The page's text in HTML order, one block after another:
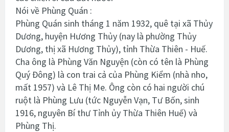
Nói về Phùng Quán :
Phùng Quán sinh tháng 1 năm 1932, quê tại xã Thủy
Dương, huyện Hương Thủy (nay là phường Thủy
Dương, thị xã Hương Thủy), tỉnh Thừa Thiên - Huế.
Cha ông là Phùng Văn Nguyện (còn có tên là Phùng
Quý Đông) là con trai cả của Phùng Kiểm (nhà nho,
mất 1957) và Lê Thị Me. Ông còn có hai người chú
ruột là Phùng Lưu (tức Nguyễn Vạn, Tư Bốn, sinh
1916, nguyên Bí thư Tỉnh ủy Thừa Thiên Huế) và
Phùng Thị.